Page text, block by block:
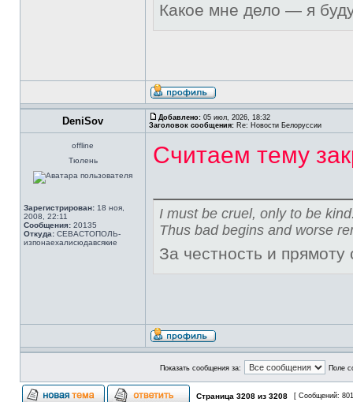
Какое мне дело — я
DeniSov Добавлено: 05 июл, 2026, 18:32
Заголовок сообщения: Re: Новости Белоруссии
offline
Тюлень
Зарегистрирован: 18 ноя,
2008, 22:11
Сообщения: 20135
Откуда: СЕВАСТОПОЛЬ-
изпонаехалисюдавсякие
Считаем тему
I must be cruel, only to be
Thus bad begins and worse
За честность и
Показать сообщения за: Поле
Страница 3208 из 3208 [ Сообщений: